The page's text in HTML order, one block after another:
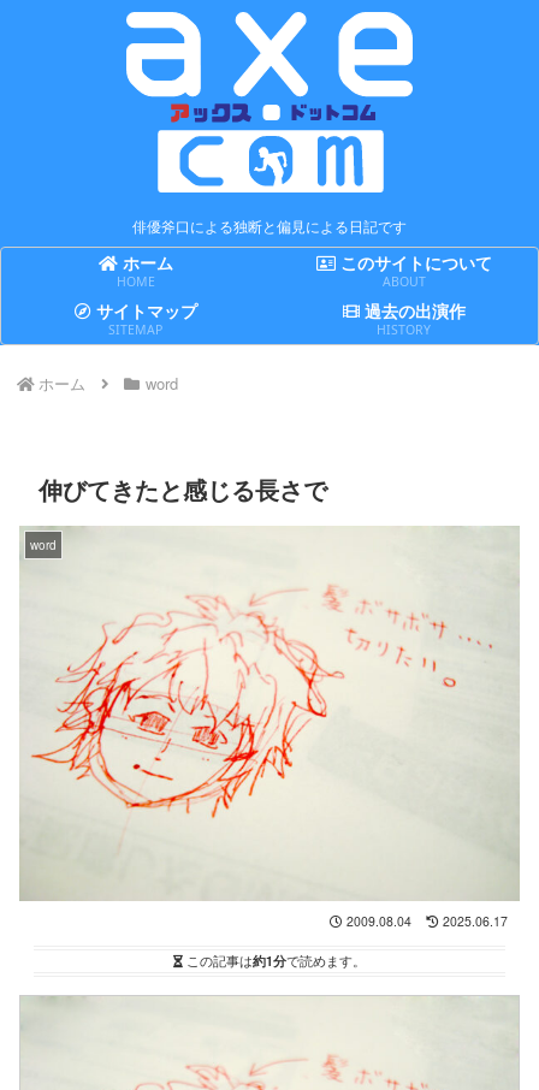
俳優斧口による独断と偏見による日記です
ホーム
HOME
このサイトについて
ABOUT
サイトマップ
SITEMAP
過去の出演作
HISTORY
ホーム word
伸びてきたと感じる長さで
word
2009.08.04 2025.06.17
この記事は約1分で読めます。